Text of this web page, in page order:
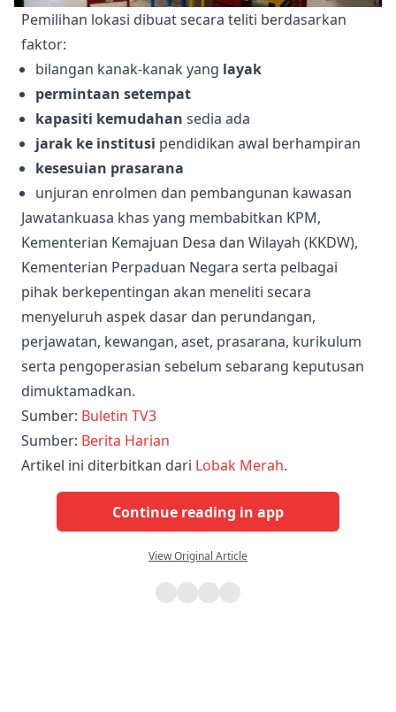
Pemilihan lokasi dibuat secara teliti berdasarkan
faktor:
bilangan kanak-kanak yang layak
permintaan setempat
kapasiti kemudahan sedia ada
jarak ke institusi pendidikan awal berhampiran
kesesuian prasarana
unjuran enrolmen dan pembangunan kawasan
Jawatankuasa khas yang membabitkan KPM,
Kementerian Kemajuan Desa dan Wilayah (KKDW),
Kementerian Perpaduan Negara serta pelbagai
pihak berkepentingan akan meneliti secara
menyeluruh aspek dasar dan perundangan,
perjawatan, kewangan, aset, prasarana, kurikulum
serta pengoperasian sebelum sebarang keputusan
dimuktamadkan.
Sumber: Buletin TV3
Sumber: Berita Harian
Artikel ini diterbitkan dari Lobak Merah.
Continue reading in app
View Original Article